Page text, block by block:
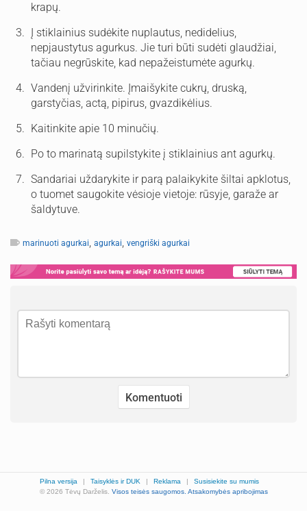
krapų.
Į stiklainius sudėkite nuplautus, nedidelius,
nepjaustytus agurkus. Jie turi būti sudėti glaudžiai,
tačiau negrūskite, kad nepažeistumėte agurkų.
Vandenį užvirinkite. Įmaišykite cukrų, druską,
garstyčias, actą, pipirus, gvazdikėlius.
Kaitinkite apie 10 minučių.
Po to marinatą supilstykite į stiklainius ant agurkų.
Sandariai uždarykite ir parą palaikykite šiltai apklotus,
o tuomet saugokite vėsioje vietoje: rūsyje, garaže ar
šaldytuve.
marinuoti agurkai, agurkai, vengriški agurkai
Pilna versija | Taisyklės ir DUK | Reklama |
Susisiekite su mumis
© 2026 Tėvų Darželis. Visos teisės saugomos. Atsakomybės apribojimas